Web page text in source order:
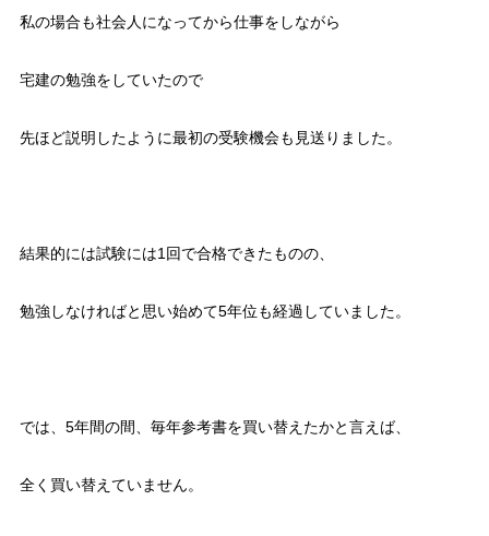
私の場合も社会人になってから仕事をしながら
宅建の勉強をしていたので
先ほど説明したように最初の受験機会も見送りました。
結果的には試験には1回で合格できたものの、
勉強しなければと思い始めて5年位も経過していました。
では、5年間の間、毎年参考書を買い替えたかと言えば、
全く買い替えていません。